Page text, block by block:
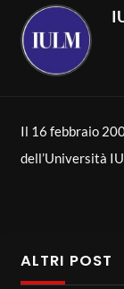
Il 16 febbraio
dell’Università
Consiglio di
ALTRI POST